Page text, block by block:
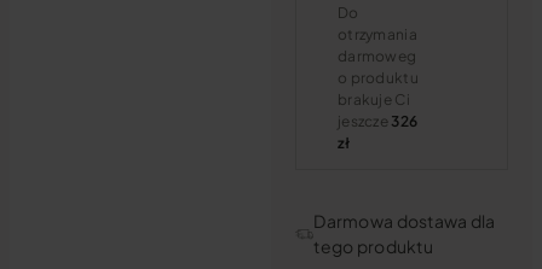
Do
otrzymania
darmoweg
o produktu
brakuje Ci
jeszcze 326
zł
Darmowa dostawa dla
tego produktu